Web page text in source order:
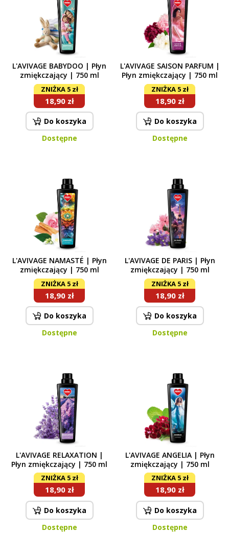
L'AVIVAGE BABYDOO | Płyn
zmiękczający | 750 ml
ZNIŻKA 5 zł
18,90 zł
Do koszyka
Dostępne
L'AVIVAGE SAISON PARFUM |
Płyn zmiękczający | 750 ml
ZNIŻKA 5 zł
18,90 zł
Do koszyka
Dostępne
L'AVIVAGE NAMASTÉ | Płyn
zmiękczający | 750 ml
ZNIŻKA 5 zł
18,90 zł
Do koszyka
Dostępne
L'AVIVAGE DE PARIS | Płyn
zmiękczający | 750 ml
ZNIŻKA 5 zł
18,90 zł
Do koszyka
Dostępne
L'AVIVAGE RELAXATION |
Płyn zmiękczający | 750 ml
ZNIŻKA 5 zł
18,90 zł
Do koszyka
Dostępne
L'AVIVAGE ANGELIA | Płyn
zmiękczający | 750 ml
ZNIŻKA 5 zł
18,90 zł
Do koszyka
Dostępne